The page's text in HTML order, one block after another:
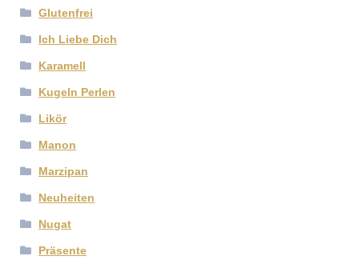
Glutenfrei
Ich Liebe Dich
Karamell
Kugeln Perlen
Likör
Manon
Marzipan
Neuheiten
Nugat
Präsente